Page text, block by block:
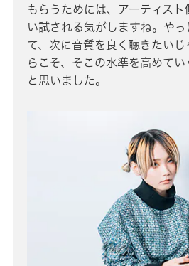
もらうためには、アーティス
い試される気がしますね。や
て、次に音質を良く聴きたい
らこそ、そこの水準を高めて
と思いました。